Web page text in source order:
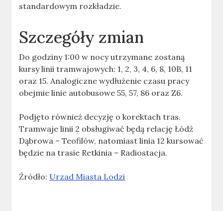
standardowym rozkładzie.
Szczegóły zmian
Do godziny 1:00 w nocy utrzymane zostaną
kursy linii tramwajowych: 1, 2, 3, 4, 6, 8, 10B, 11
oraz 15. Analogiczne wydłużenie czasu pracy
obejmie linie autobusowe 55, 57, 86 oraz Z6.
Podjęto również decyzję o korektach tras.
Tramwaje linii 2 obsługiwać będą relację Łódź
Dąbrowa – Teofilów, natomiast linia 12 kursować
będzie na trasie Retkinia – Radiostacja.
Źródło: Urzad Miasta Lodzi